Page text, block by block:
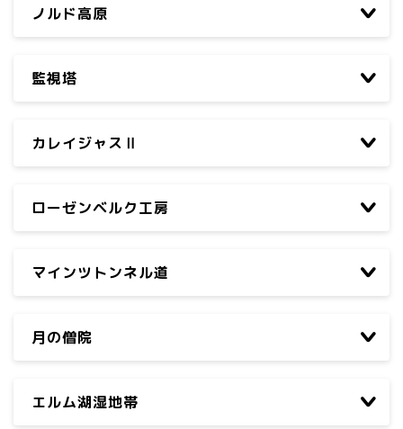
ノルド高原
監視塔
カレイジャスⅡ
ローゼンベルク工房
マインツトンネル道
月の僧院
エルム湖湿地帯